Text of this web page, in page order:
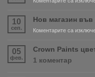
10
сеп.
Нов магазин във
Коментарите са
05
фев.
Crown Paints
1 коментар